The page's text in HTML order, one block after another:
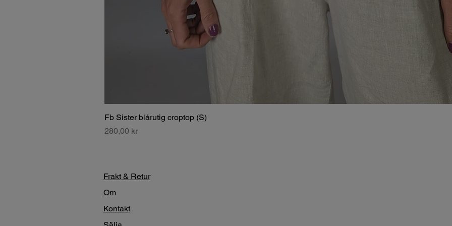
Fb Sister blårutig croptop (S)
Pris
280,00 kr
Frakt & Retur
Om
Kontakt